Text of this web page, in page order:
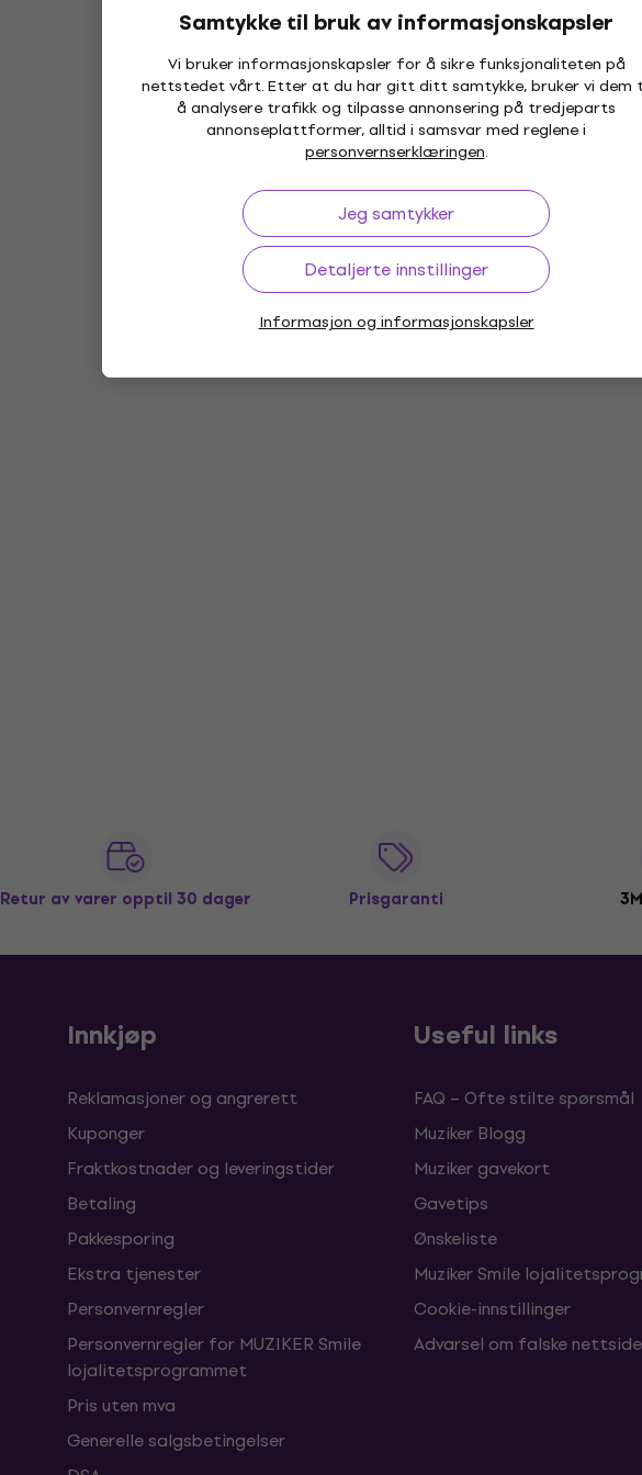
Samtykke til bruk av informasjonskapsler
Vi bruker informasjonskapsler for å sikre funksjonaliteten på
nettstedet vårt. Etter at du har gitt ditt samtykke, bruker vi dem
å analysere trafikk og tilpasse annonsering på tredjeparts
annonseplattformer, alltid i samsvar med reglene i
personvernserklæringen.
Jeg samtykker
Detaljerte innstillinger
Informasjon og informasjonskapsler
Retur av varer opptil 30 dager Prisgaranti
Innkjøp
Reklamasjoner og angrerett
Kuponger
Fraktkostnader og leveringstider
Betaling
Pakkesporing
Ekstra tjenester
Personvernregler
Personvernregler for MUZIKER Smile
lojalitetsprogrammet
Pris uten mva
Generelle salgsbetingelser
Useful links
FAQ – Ofte stilte spørsmål
Muziker Blogg
Muziker gavekort
Gavetips
Ønskeliste
Muziker Smile
Cookie-innstillinger
Advarsel om falske